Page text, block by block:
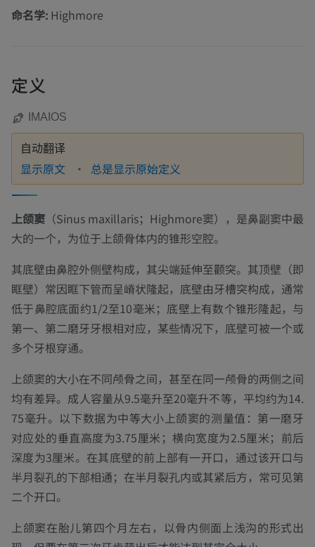
命名学: Highmore
定义
IMAIOS
自动翻译
显示原文 总是显示原始定义
上颌窦 （Sinus maxillaris；Highmore窦），是鼻副窦中最
大的一个，为位于上颌骨体内的锥形空腔。
其底壁由鼻腔外侧壁构成，其尖端延伸至颧突。其顶壁（即
眶壁）常因眶下管而呈嵴状隆起，底壁由牙槽突构成，通常
低于鼻腔底面约1/2至10毫米；底壁上有数个锥形隆起，与
第一、第二磨牙牙根相对应，某些情况下，底壁可被一个或
多个牙根穿通。
上颌窦的大小在不同颅骨之间，甚至在同一颅骨的两侧之间
均有差异。成人容量从9.5毫升至20毫升不等，平均约为14.
75毫升。以下数据为中等大小上颌窦的测量值：第一磨牙
对应处的垂直高度为3.75厘米；横向宽度为2.5厘米；前后
深度为3厘米。在其底壁的前上部有一开口，通过该开口与
半月裂孔的下部相通；在半月裂孔内或其紧后方，常可见第
二个开口。
上颌窦在胎儿第四个月左右，以骨内侧面上浅沟的形式出